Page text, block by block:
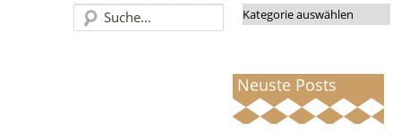
Categories
Neuste Posts